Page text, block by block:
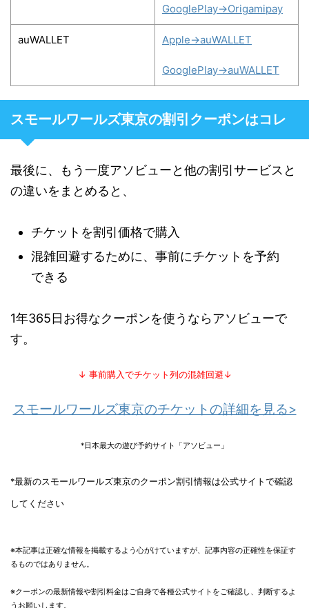
GooglePlay→Origamipay
auWALLET Apple→auWALLET
GooglePlay→auWALLET
スモールワールズ東京の割引クーポンはコレ
最後に、もう一度アソビューと他の割引サービスと
の違いをまとめると、
チケットを割引価格で購入
混雑回避するために、事前にチケットを予約
できる
1年365日お得なクーポンを使うならアソビューで
す。
↓ 事前購入でチケット列の混雑回避↓
スモールワールズ東京のチケットの詳細を見る>
*日本最大の遊び予約サイト「アソビュー」
*最新のスモールワールズ東京のクーポン割引情報は公式サイトで確認
してください
※本記事は正確な情報を掲載するよう心がけていますが、記事内容の正確性を保証す
るものではありません。
※クーポンの最新情報や割引料金はご自身で各種公式サイトをご確認し、判断するよ
うお願いします。